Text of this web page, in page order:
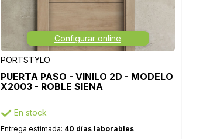
Configurar online
PORTSTYLO
PUERTA PASO - VINILO 2D - MODELO
X2003 - ROBLE SIENA
En stock
Entrega estimada: 40 días laborables